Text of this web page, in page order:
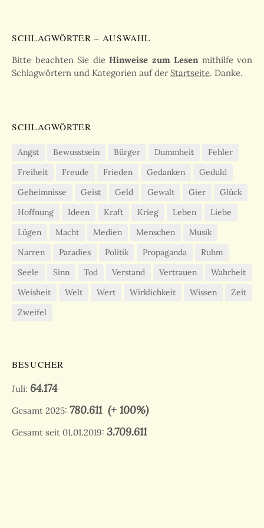
SCHLAGWÖRTER – AUSWAHL
Bitte beachten Sie dieHinweise zum Lesenmithilfe von
Schlagwörtern und Kategorien auf der Startseite. Danke.
SCHLAGWÖRTER
Angst Bewusstsein Bürger Dummheit
Fehler
Freiheit
Freude Frieden Gedanken
Geduld
Geheimnisse
Geist Geld Gewalt Gier
Glück
Hoffnung
Ideen Kraft Krieg Leben
Liebe
Lügen
Macht Medien Menschen
Musik
Narren
Paradies Politik Propaganda
Ruhm
Seele
Sinn Tod Verstand Vertrauen
Wahrheit
Weisheit
Welt Wert Wirklichkeit Wissen
Zeit
Zweifel
BESUCHER
Juli: 64.174
Gesamt 2025: 780.611(+ 100%)
Gesamt seit 01.01.2019: 3.709.611